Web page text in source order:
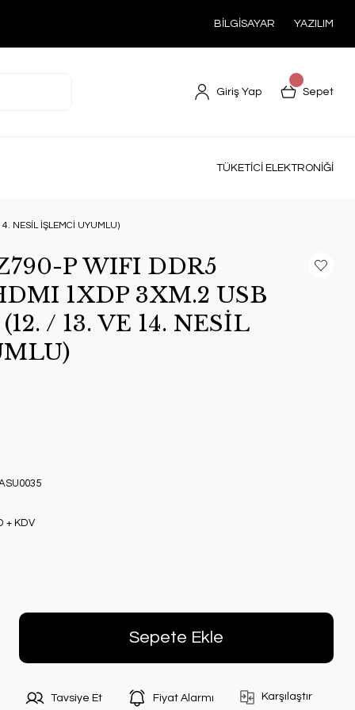
BİLGİSAYAR YAZILIM
Giriş Yap Sepet
TÜKETİCİ ELEKTRONİĞİ
NESİL İŞLEMCİ UYUMLU)
P WIFI DDR5
1XDP 3XM.2 USB
/ 13. VE 14. NESİL
+ KDV
Sepete Ekle
Tavsiye Et Fiyat Alarmı Karşılaştır